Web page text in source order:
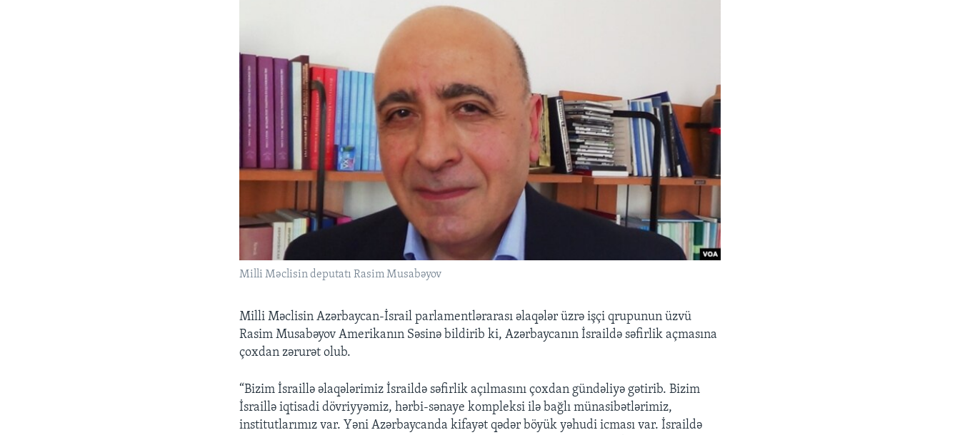
Milli Məclisin deputatı Rasim Musabəyov
Milli Məclisin Azərbaycan-İsrail parlamentlərarası əlaqələr üzrə işçi qrupunun üzvü
Rasim Musabəyov Amerikanın Səsinə bildirib ki, Azərbaycanın İsraildə səfirlik açmasına
çoxdan zərurət olub.
“Bizim İsraillə əlaqələrimiz İsraildə səfirlik açılmasını çoxdan gündəliyə gətirib. Bizim
İsraillə iqtisadi dövriyyəmiz, hərbi-sənaye kompleksi ilə bağlı münasibətlərimiz,
institutlarımız var. Yəni Azərbaycanda kifayət qədər böyük yəhudi icması var. İsraildə